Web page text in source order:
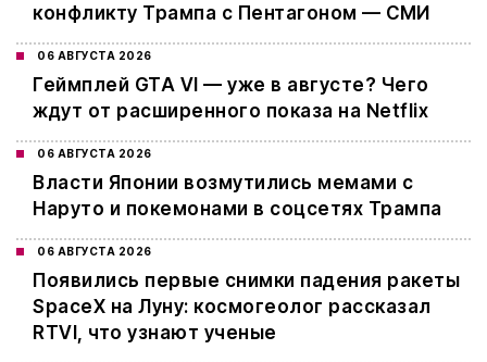
конфликту Трампа с Пентагоном — СМИ
06 АВГУСТА 2026
Геймплей GTA VI — уже в августе? Чего
ждут от расширенного показа на Netflix
06 АВГУСТА 2026
Власти Японии возмутились мемами с
Наруто и покемонами в соцсетях Трампа
06 АВГУСТА 2026
Появились первые снимки падения ракеты
SpaceX на Луну: космогеолог рассказал
RTVI, что узнают ученые